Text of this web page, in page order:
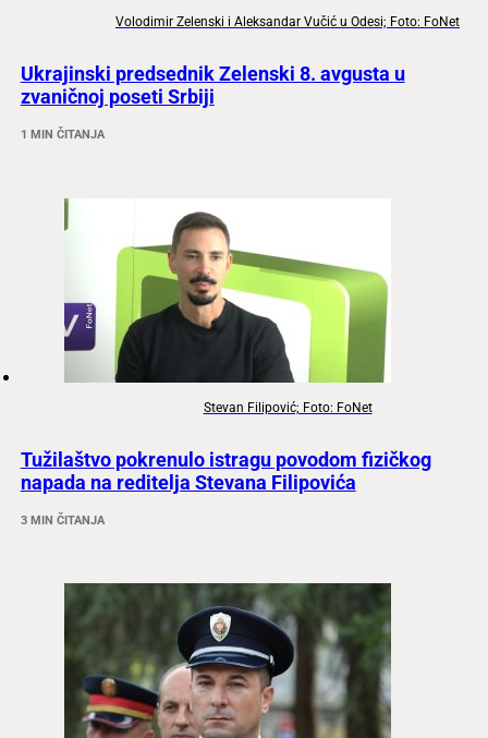
Volodimir Zelenski i Aleksandar Vučić u Odesi; Foto: FoNet
Ukrajinski predsednik Zelenski 8. avgusta u
zvaničnoj poseti Srbiji
1 MIN ČITANJA
Stevan Filipović; Foto: FoNet
Tužilaštvo pokrenulo istragu povodom fizičkog
napada na reditelja Stevana Filipovića
3 MIN ČITANJA